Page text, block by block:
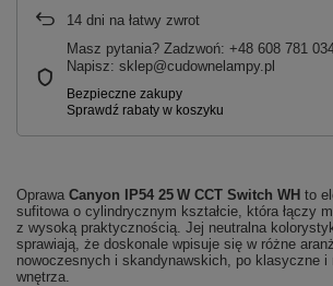
14 dni na łatwy zwrot
Masz pytania? Zadzwoń: +48 608 781
Napisz: sklep@cudownelampy.pl
Oprawa Canyon IP54 25 W CCT Switch WH to
sufitowa o cylindrycznym kształcie, która łączy
z wysoką praktycznością. Jej neutralna
sprawiają, że doskonale wpisuje się w różne
nowoczesnych i skandynawskich, po klasyczne
wnętrza.